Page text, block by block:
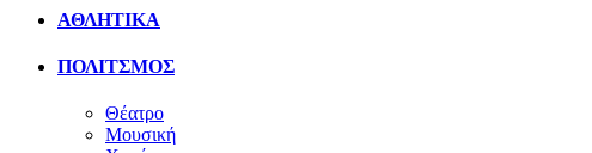
ΑΘΛΗΤΙΚΑ
ΠΟΛΙΤΣΜΟΣ
Θέατρο
Μουσική